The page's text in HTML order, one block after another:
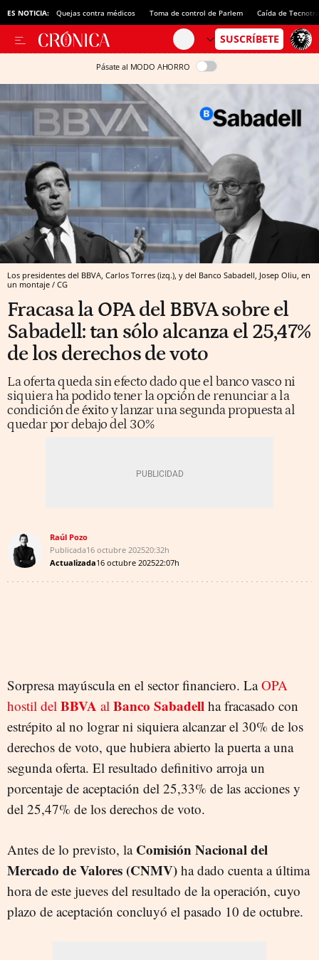
ES NOTICIA: Quejas contra médicos Toma de control de Parlem Caída de
Pásate al MODO AHORRO
Los presidentes del BBVA, Carlos Torres (izq.), y del Banco Sabadell, Josep Oliu, en
un montaje / CG
Fracasa la OPA del BBVA sobre el
Sabadell: tan sólo alcanza el 25,47%
de los derechos de voto
La oferta queda sin efecto dado que el banco vasco ni
siquiera ha podido tener la opción de renunciar a la
condición de éxito y lanzar una segunda propuesta al
quedar por debajo del 30%
Raúl Pozo
Publicada16 octubre 202520:32h
Actualizada16 octubre 202522:07h
Sorpresa mayúscula en el sector financiero. LaOPA
hostil del BBVA al Banco Sabadell ha fracasado con
estrépito al no lograr ni siquiera alcanzar el 30% de los
derechos de voto, que hubiera abierto la puerta a una
segunda oferta. El resultado definitivo arroja un
porcentaje de aceptación del 25,33% de las acciones y
del 25,47% de los derechos de voto.
Antes de lo previsto, la Comisión Nacional del
Mercado de Valores (CNMV) ha dado cuenta a última
hora de este jueves del resultado de la operación, cuyo
plazo de aceptación concluyó el pasado 10 de octubre.